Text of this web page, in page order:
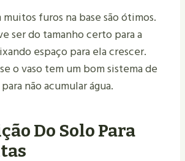
muitos furos na base são ótimos.
ser do tamanho certo para a
espaço para ela crescer.
o vaso tem um bom sistema de
não acumular água.
Do Solo Para